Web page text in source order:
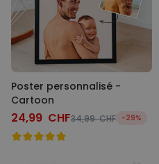
Poster personnalisé -
Cartoon
24,99 CHF34,99 CHF -29%